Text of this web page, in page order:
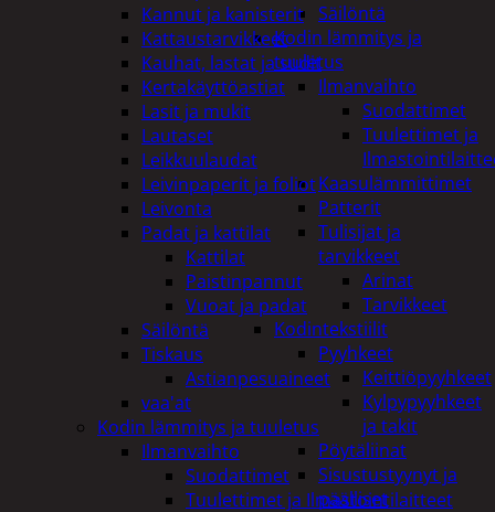
Säilöntä
Kodin lämmitys ja
tuuletus
Ilmanvaihto
Suodattimet
Tuulettimet ja
Kaasulämmittimet
Patterit
Tulisijat ja
tarvikkeet
Arinat
Tarvikkeet
Kodintekstiilit
Pyyhkeet
Keittiöpyyhkeet
Kylpypyyhkeet
ja takit
Pöytäliinat
Sisustustyynyt ja
päälliset
Kannut ja kanisterit
Kattaustarvikkeet
Kauhat, lastat ja sudit
Kertakäyttöastiat
Lasit ja mukit
Lautaset
Leikkuulaudat
Leivinpaperit ja foliot
Leivonta
Padat ja kattilat
Kattilat
Paistinpannut
Vuoat ja padat
Säilöntä
Tiskaus
Astianpesuaineet
vaa'at
Kodin lämmitys ja tuuletus
Ilmanvaihto
Suodattimet
Tuulettimet ja Ilmastointilaitteet